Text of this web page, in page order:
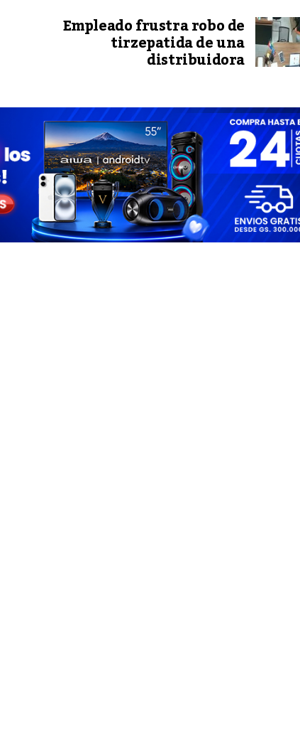
Empleado frustra robo de
tirzepatida de una
distribuidora